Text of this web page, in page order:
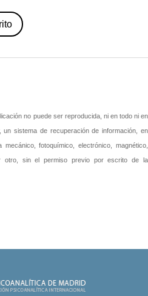
no puede ser reproducida, ni en todo ni en
sistema de recuperación de información, en
fotoquímico, electrónico, magnético,
otro, sin el permiso previo por escrito de la